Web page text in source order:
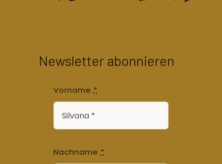
Newsletter abonnieren
Vorname*
Nachname *